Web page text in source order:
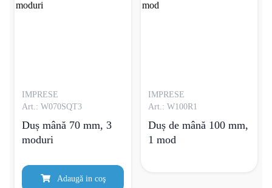
IMPRESE
Art.: W070SQT3
Duș mână 70 mm, 3
moduri
Adaugă in coş
IMPRESE
Art.: W100R1
Duș de mână 100 mm,
1 mod